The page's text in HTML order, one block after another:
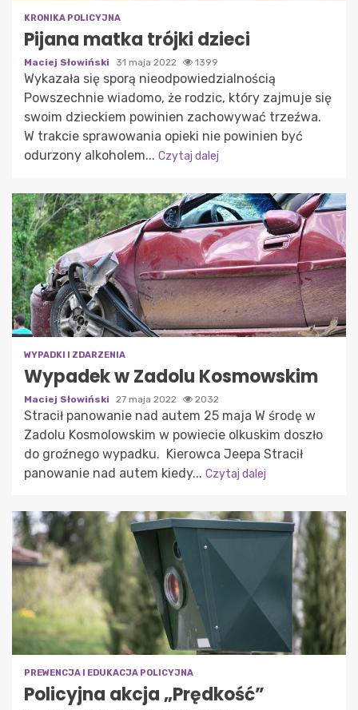
KRONIKA POLICYJNA
Pijana matka trójki dzieci
Maciej Słowiński 31 maja 2022 1399
Wykazała się sporą nieodpowiedzialnością
Powszechnie wiadomo, że rodzic, który zajmuje się
swoim dzieckiem powinien zachowywać trzeźwa.
W trakcie sprawowania opieki nie powinien być
odurzony alkoholem... Czytaj dalej
WYPADKI I ZDARZENIA
Wypadek w Zadolu Kosmowskim
Maciej Słowiński 27 maja 2022 2032
Stracił panowanie nad autem 25 maja W środę w
Zadolu Kosmolowskim w powiecie olkuskim doszło
do groźnego wypadku. Kierowca Jeepa Stracił
panowanie nad autem kiedy... Czytaj dalej
PREWENCJA I EDUKACJA POLICYJNA
Policyjna akcja „Prędkość”